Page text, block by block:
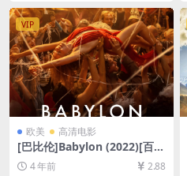
VIP
欧美 高清电影
[巴比伦]Babylon (2022)[百度
网盘+迅雷云盘资源1080P超
清未删减][MP4/11GB][中英
4 年前 2.88